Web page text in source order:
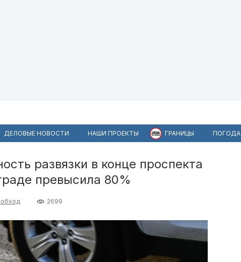
ДЕЛОВЫЕ НОВОСТИ НАШИ ПРОЕКТЫ ГРАНИЦЫ ПОГОДА
развязки в конце проспекта
превысила 80%
2699